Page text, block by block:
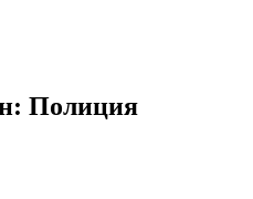
Полиция